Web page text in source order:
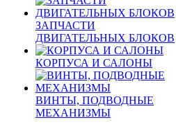
ЗАПЧАСТИ
ДВИГАТЕЛЬНЫХ БЛОКОВ
КОРПУСА И САЛОНЫ
ВИНТЫ, ПОДВОДНЫЕ
МЕХАНИЗМЫ